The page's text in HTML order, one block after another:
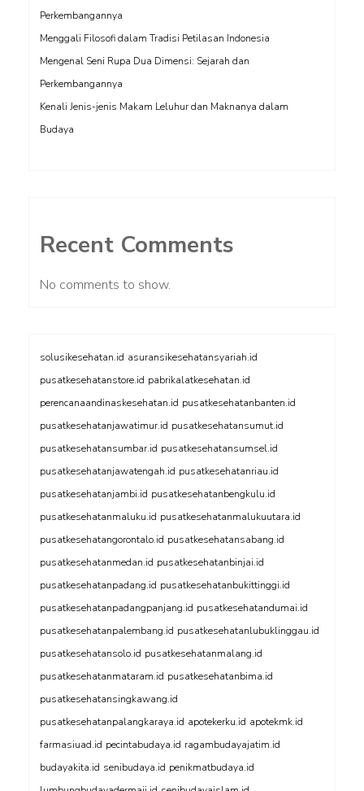
Perkembangannya
Menggali Filosofi dalam Tradisi Petilasan Indonesia
Mengenal Seni Rupa Dua Dimensi: Sejarah dan
Perkembangannya
Kenali Jenis-jenis Makam Leluhur dan Maknanya dalam
Budaya
Recent Comments
No comments to show.
solusikesehatan.id asuransikesehatansyariah.id
pusatkesehatanstore.id pabrikalatkesehatan.id
perencanaandinaskesehatan.id pusatkesehatanbanten.id
pusatkesehatanjawatimur.id pusatkesehatansumut.id
pusatkesehatansumbar.id pusatkesehatansumsel.id
pusatkesehatanjawatengah.id pusatkesehatanriau.id
pusatkesehatanjambi.id pusatkesehatanbengkulu.id
pusatkesehatanmaluku.id pusatkesehatanmalukuutara.id
pusatkesehatangorontalo.id pusatkesehatansabang.id
pusatkesehatanmedan.id pusatkesehatanbinjai.id
pusatkesehatanpadang.id pusatkesehatanbukittinggi.id
pusatkesehatanpadangpanjang.id pusatkesehatandumai.id
pusatkesehatanpalembang.id pusatkesehatanlubuklinggau.id
pusatkesehatansolo.id pusatkesehatanmalang.id
pusatkesehatanmataram.id pusatkesehatanbima.id
pusatkesehatansingkawang.id
pusatkesehatanpalangkaraya.id apotekerku.id apotekmk.id
farmasiuad.id pecintabudaya.id ragambudayajatim.id
budayakita.id senibudaya.id penikmatbudaya.id